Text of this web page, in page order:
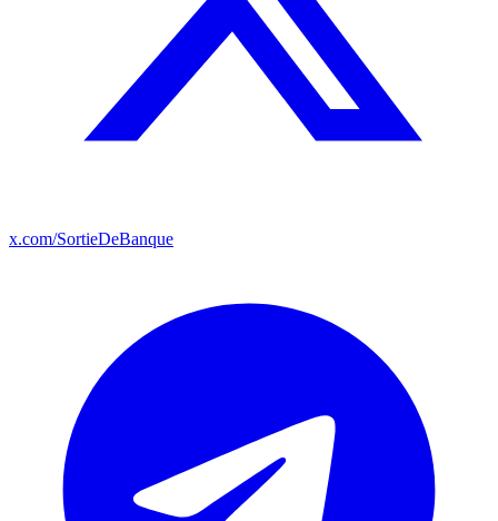
x.com/SortieDeBanque